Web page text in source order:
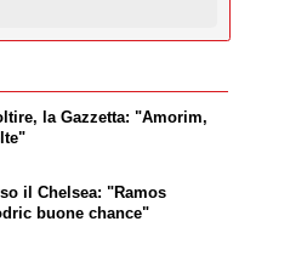
la Gazzetta: "Amorim,
il Chelsea: "Ramos
buone chance"